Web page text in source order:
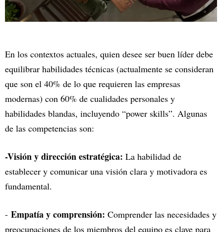
En los contextos actuales, quien desee ser buen líder debe
equilibrar habilidades técnicas (actualmente se consideran
que son el 40% de lo que requieren las empresas
modernas) con 60% de cualidades personales y
habilidades blandas, incluyendo “power skills”. Algunas
de las competencias son:
-Visión y dirección estratégica: La habilidad de
establecer y comunicar una visión clara y motivadora es
fundamental.
- Empatía y comprensión: Comprender las necesidades y
preocupaciones de los miembros del equipo es clave para